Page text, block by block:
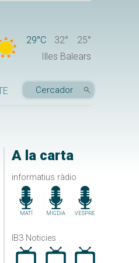
29°C 32°
25°
Illes Balears
A la carta
informatius ràdio
MATÍ MIGDIA VESPRE
IB3 Noticies